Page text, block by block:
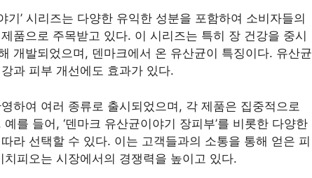
기’ 시리즈는 다양한 유익한 성분을 포함하여 소비자들의
품으로 주목받고 있다. 이 시리즈는 특히 장 건강을 중시
개발되었으며, 덴마크에서 온 유산균이 특징이다. 유산균
과 피부 개선에도 효과가 있다.
하여 여러 종류로 출시되었으며, 각 제품은 집중적으로
를 들어, ‘덴마크 유산균이야기 장피부’를 비롯한 다양한
라 선택할 수 있다. 이는 고객들과의 소통을 통해 얻은 피
피오는 시장에서의 경쟁력을 높이고 있다.